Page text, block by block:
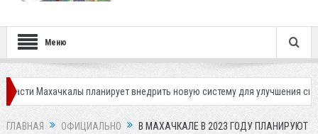
Меню
планирует внедрить новую систему для улучшения ситуации с
ГЛАВНАЯ ОФИЦИАЛЬНО
В МАХАЧКАЛЕ В 2023 ГОДУ ПЛАНИРУЮТ